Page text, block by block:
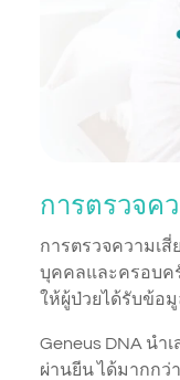
การตรวจค
การตรวจความเ
บุคคลและครอบค
ให้ผู้ป่วยได้รับข้อ
Geneus DNA น
ผ่านยีน ได้มากกว่